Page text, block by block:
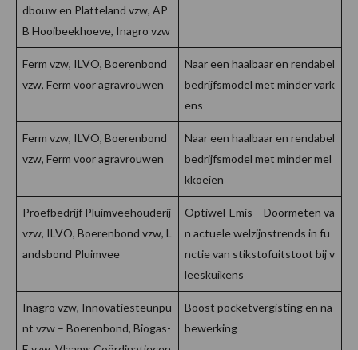
dbouw en Platteland vzw, AP
B Hooibeekhoeve, Inagro vzw
Ferm vzw, ILVO, Boerenbond
vzw, Ferm voor agravrouwen
Naar een haalbaar en rendabel
bedrijfsmodel met minder vark
ens
Ferm vzw, ILVO, Boerenbond
vzw, Ferm voor agravrouwen
Naar een haalbaar en rendabel
bedrijfsmodel met minder mel
kkoeien
Proefbedrijf Pluimveehouderij
vzw, ILVO, Boerenbond vzw, L
andsbond Pluimvee
Optiwel-Emis – Doormeten va
n actuele welzijnstrends in fu
nctie van stikstofuitstoot bij v
leeskuikens
Inagro vzw, Innovatiesteunpu
nt vzw – Boerenbond, Biogas-
Boost pocketvergisting en na
bewerking